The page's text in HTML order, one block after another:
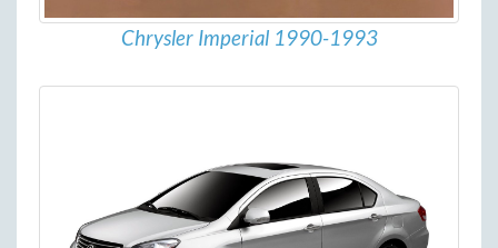
Chrysler Imperial 1990-1993